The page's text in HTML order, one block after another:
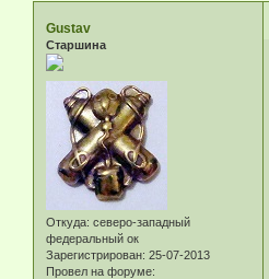
Gustav
Старшина
Откуда: северо-западный
федеральный ок
Зарегистрирован: 25-07-2013
Провел на форуме: